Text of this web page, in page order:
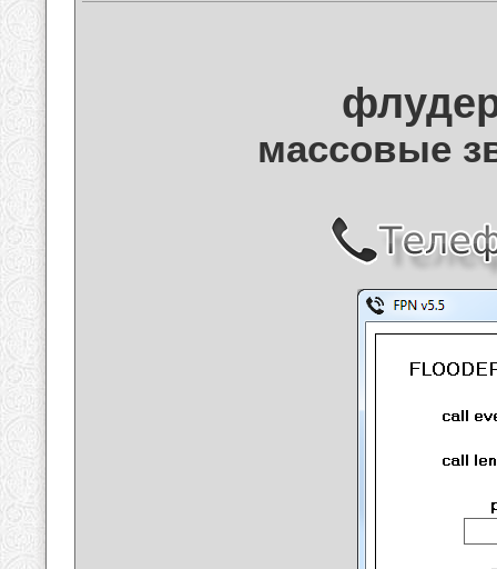
массовые